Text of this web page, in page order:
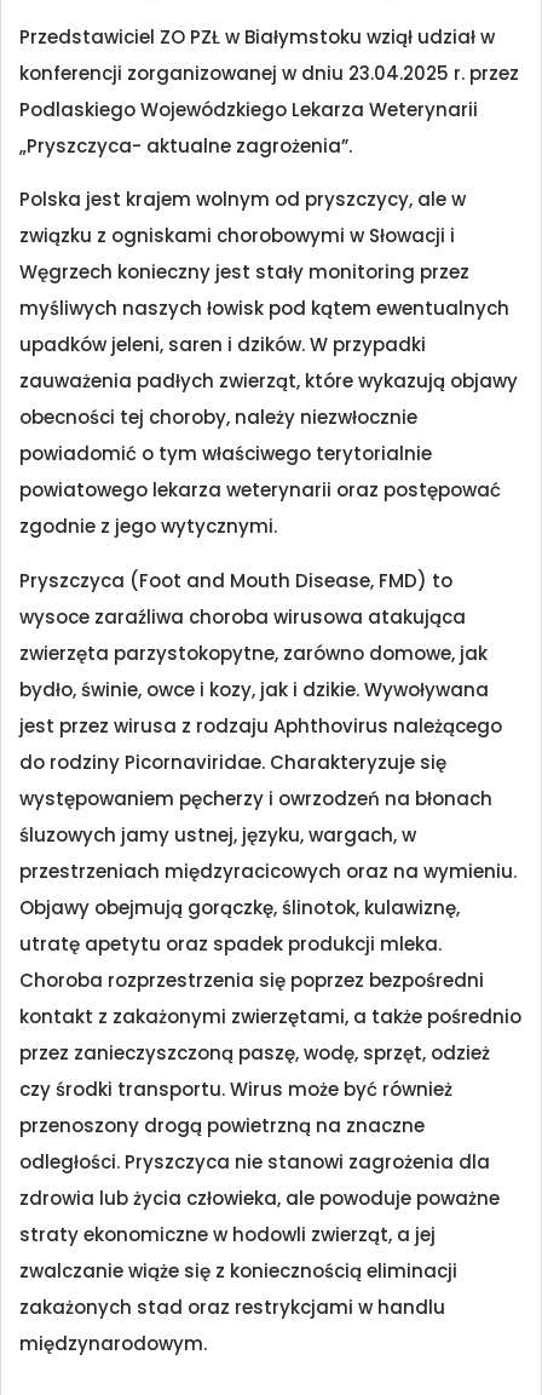
Przedstawiciel ZO PZŁ w Białymstoku wziął udział w
konferencji zorganizowanej w dniu 23.04.2025 r. przez
Podlaskiego Wojewódzkiego Lekarza Weterynarii
„Pryszczyca- aktualne zagrożenia”.
Polska jest krajem wolnym od pryszczycy, ale w
związku z ogniskami chorobowymi w Słowacji i
Węgrzech konieczny jest stały monitoring przez
myśliwych naszych łowisk pod kątem ewentualnych
upadków jeleni, saren i dzików. W przypadki
zauważenia padłych zwierząt, które wykazują objawy
obecności tej choroby, należy niezwłocznie
powiadomić o tym właściwego terytorialnie
powiatowego lekarza weterynarii oraz postępować
zgodnie z jego wytycznymi.
​Pryszczyca (Foot and Mouth Disease, FMD) to
wysoce zaraźliwa choroba wirusowa atakująca
zwierzęta parzystokopytne, zarówno domowe, jak
bydło, świnie, owce i kozy, jak i dzikie. Wywoływana
jest przez wirusa z rodzaju Aphthovirus należącego
do rodziny Picornaviridae. Charakteryzuje się
występowaniem pęcherzy i owrzodzeń na błonach
śluzowych jamy ustnej, języku, wargach, w
przestrzeniach międzyracicowych oraz na wymieniu.
Objawy obejmują gorączkę, ślinotok, kulawiznę,
utratę apetytu oraz spadek produkcji mleka.
Choroba rozprzestrzenia się poprzez bezpośredni
kontakt z zakażonymi zwierzętami, a także pośrednio
przez zanieczyszczoną paszę, wodę, sprzęt, odzież
czy środki transportu. Wirus może być również
przenoszony drogą powietrzną na znaczne
odległości. Pryszczyca nie stanowi zagrożenia dla
zdrowia lub życia człowieka, ale powoduje poważne
straty ekonomiczne w hodowli zwierząt, a jej
zwalczanie wiąże się z koniecznością eliminacji
zakażonych stad oraz restrykcjami w handlu
międzynarodowym.